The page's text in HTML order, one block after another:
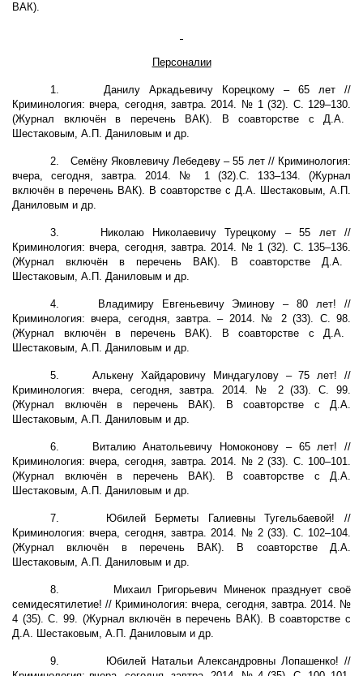
ВАК).
Персоналии
1.
Данилу Аркадьевичу Корецкому – 65 лет //
Криминология: вчера, сегодня, завтра. 2014. № 1 (32). С. 129–130.
(Журнал включён в перечень ВАК). В соавторстве с Д.А.
Шестаковым, А.П. Даниловым и др.
2. Семёну Яковлевичу Лебедеву – 55 лет // Криминология:
вчера, сегодня, завтра. 2014. № 1 (32).С. 133–134. (Журнал
включён в перечень ВАК). В соавторстве с Д.А. Шестаковым, А.П.
Даниловым и др.
3.
Николаю Николаевичу Турецкому – 55 лет //
Криминология: вчера, сегодня, завтра. 2014. № 1 (32). С. 135–136.
(Журнал включён в перечень ВАК). В соавторстве Д.А.
Шестаковым, А.П. Даниловым и др.
4.
Владимиру Евгеньевичу Эминову – 80 лет! //
Криминология: вчера, сегодня, завтра. – 2014. № 2 (33). С. 98.
(Журнал включён в перечень ВАК). В соавторстве с Д.А.
Шестаковым, А.П. Даниловым и др.
5.
Алькену Хайдаровичу Миндагулову – 75 лет! //
Криминология: вчера, сегодня, завтра. 2014. № 2 (33). С. 99.
(Журнал включён в перечень ВАК). В соавторстве с Д.А.
Шестаковым, А.П. Даниловым и др.
6.
Виталию Анатольевичу Номоконову – 65 лет! //
Криминология: вчера, сегодня, завтра. 2014. № 2 (33). С. 100–101.
(Журнал включён в перечень ВАК). В соавторстве с Д.А.
Шестаковым, А.П. Даниловым и др.
7.
Юбилей Берметы Галиевны Тугельбаевой! //
Криминология: вчера, сегодня, завтра. 2014. № 2 (33). С. 102–104.
(Журнал включён в перечень ВАК). В соавторстве Д.А.
Шестаковым, А.П. Даниловым и др.
8.
Михаил Григорьевич Миненок празднует своё
семидесятилетие! // Криминология: вчера, сегодня, завтра. 2014. №
4 (35). С. 99. (Журнал включён в перечень ВАК). В соавторстве с
Д.А. Шестаковым, А.П. Даниловым и др.
9.
Юбилей Натальи Александровны Лопашенко! //